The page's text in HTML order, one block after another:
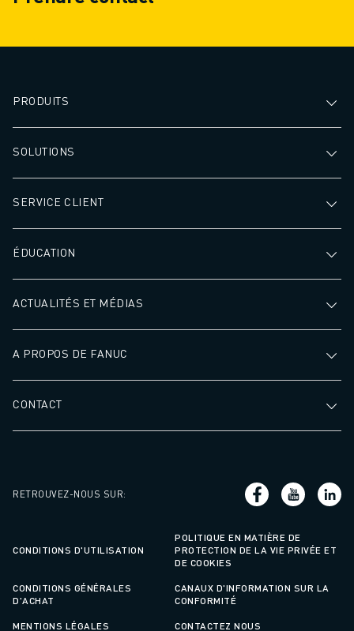
PRODUITS
SOLUTIONS
SERVICE CLIENT
ÉDUCATION
ACTUALITÉS ET MÉDIAS
A PROPOS DE FANUC
CONTACT
RETROUVEZ-NOUS SUR:
CONDITIONS D'UTILISATION
POLITIQUE EN MATIÈRE DE
PROTECTION DE LA VIE PRIVÉE ET
DE COOKIES
CONDITIONS GÉNÉRALES
D'ACHAT
CANAUX D'INFORMATION SUR LA
CONFORMITÉ
MENTIONS LÉGALES CONTACTEZ NOUS